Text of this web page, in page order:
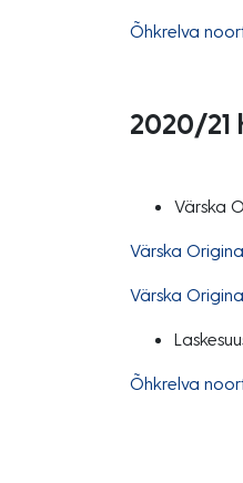
Õhkrelva
2020/21
Värska
Värska
Värska
Õhkrelva